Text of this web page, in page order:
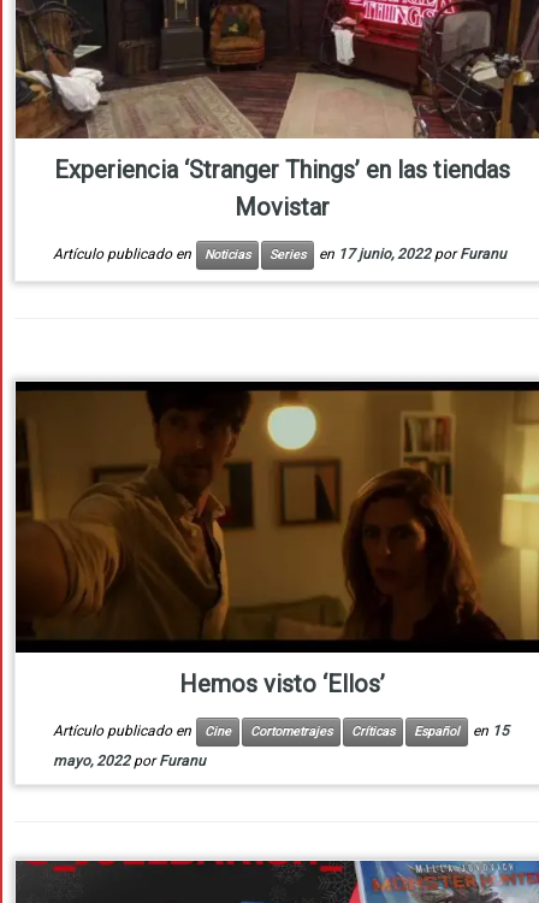
Experiencia ‘Stranger Things’ en las tiendas
Movistar
Artículo publicado en Noticias Series en 17 junio, 2022 porFuranu
Hemos visto ‘Ellos’
Artículo publicado en Cine Cortometrajes Críticas Español en 15
mayo, 2022 porFuranu